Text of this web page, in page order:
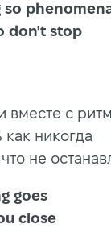
so
don't stop
вместе с
как никогда
не
you